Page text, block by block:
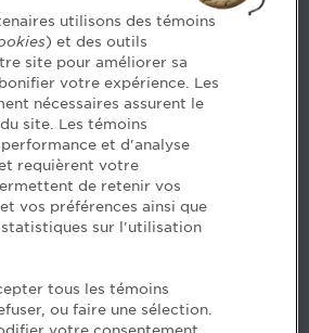
bureau 800, Montréal (Québec)
team >
Order a part of your career? See
utilisons des témoins
) et des outils
site pour améliorer sa
votre expérience. Les
nécessaires assurent le
site. Les témoins
et d'analyse
requièrent votre
de retenir vos
vos préférences ainsi que
sur l'utilisation
tous les témoins
ou faire une sélection.